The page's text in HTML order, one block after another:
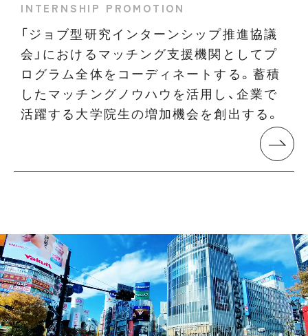
INTERNSHIP PROMOTION
「ジョブ型研究インターンシップ推進協議
会」におけるマッチング支援機関としてプ
ログラム全体をコーディネートする。蓄積
したマッチングノウハウを活用し、企業で
活躍する大学院生の増加機会を創出する。